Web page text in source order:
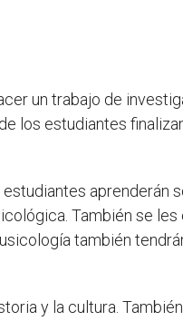
un trabajo de
los estudiantes
aprenderán
También se les
también
y la cultura.